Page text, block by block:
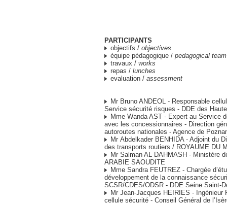
PARTICIPANTS
objectifs / objectives
équipe pédagogique / pedagogical team
travaux / works
repas / lunches
evaluation / assessment
Mr Bruno ANDEOL - Responsable
Service sécurité risques - DDE des
Mme Wanda AST - Expert au Service
avec les concessionnaires - Direction
autoroutes nationales - Agence de
Mr Abdelkader BENHIDA - Adjoint du
des transports routiers / ROYAUME DU
Mr Salman AL DAHMASH - Ministère
ARABIE SAOUDITE
Mme Sandra FEUTREZ - Chargée
développement de la connaissance
SCSR/CDES/ODSR - DDE Seine Saint-
Mr Jean-Jacques HEIRIES - Ingénieur
cellule sécurité - Conseil Général de